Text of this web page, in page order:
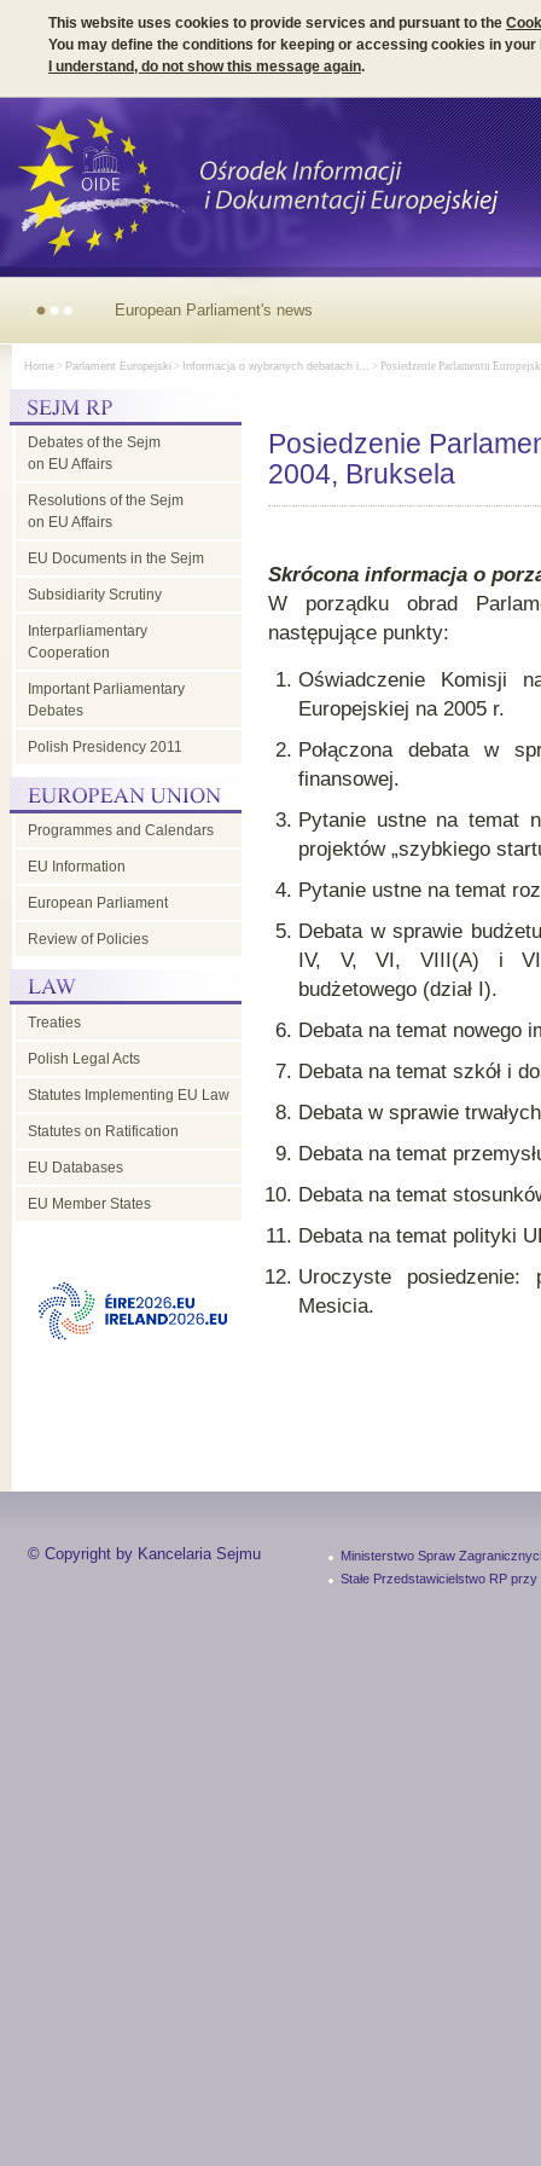
This website uses cookies to provide services and pursuant to the
You may define the conditions for keeping or accessing cookies in your
I understand, do not show this message again.
European
Parliament's
news
Home > Parlament Europejski > Informacja o wybranych debatach i... > Posiedzenie Parlamentu
Debates of the Sejm
on EU Affairs
Resolutions of the Sejm
on EU Affairs
EU Documents in the Sejm
Subsidiarity Scrutiny
Interparliamentary
Cooperation
Important Parliamentary
Debates
Polish Presidency 2011
Programmes and Calendars
EU Information
European Parliament
Review of Policies
Treaties
Polish Legal Acts
Statutes Implementing EU Law
Statutes on Ratification
EU Databases
EU Member States
Posiedzenie
2004, Bruksela
Skrócona informacja o
W porządku obrad
następujące punkty:
Oświadczenie Komisji
Europejskiej na 2005 r.
Połączona debata w
finansowej.
Pytanie ustne na temat
projektów „szybkiego
Pytanie ustne na temat
Debata w sprawie
IV, V, VI, VIII(A) i
budżetowego (dział I).
Debata na temat nowego
Debata na temat szkół i
Debata w sprawie
Debata na temat
Debata na temat
Debata na temat polityki
Uroczyste posiedzenie:
Mesicia.
© Copyright by Kancelaria Sejmu
Ministerstwo Spraw
Stałe Przedstawicielstwo RP przy